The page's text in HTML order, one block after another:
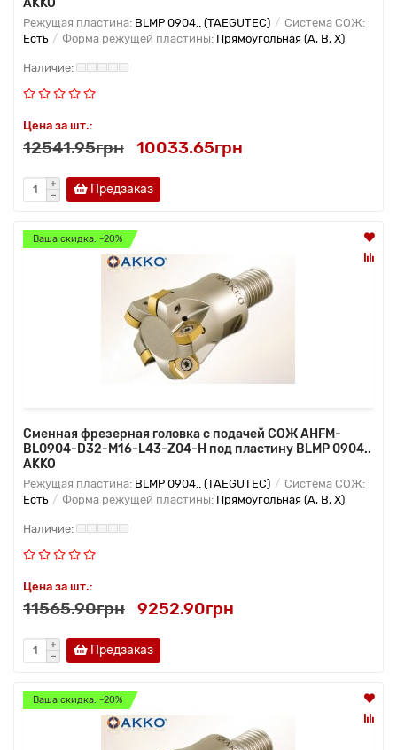
AKKO
Режущая пластина: BLMP 0904.. (TAEGUTEC)
Система СОЖ:
Есть
Форма режущей пластины: Прямоугольная (A, B, X)
Цена за шт.:
12541.95грн 10033.65грн
Предзаказ
Ваша скидка: -20%
Сменная фрезерная головка с подачей СОЖ AHFM-
BL0904-D32-M16-L43-Z04-H под пластину BLMP 0904..
AKKO
Режущая пластина: BLMP 0904.. (TAEGUTEC)
Система СОЖ:
Есть
Форма режущей пластины: Прямоугольная (A, B, X)
Цена за шт.:
11565.90грн 9252.90грн
Предзаказ
Ваша скидка: -20%